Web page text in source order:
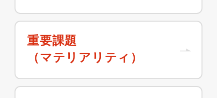
重要課題
（マテリアリティ）